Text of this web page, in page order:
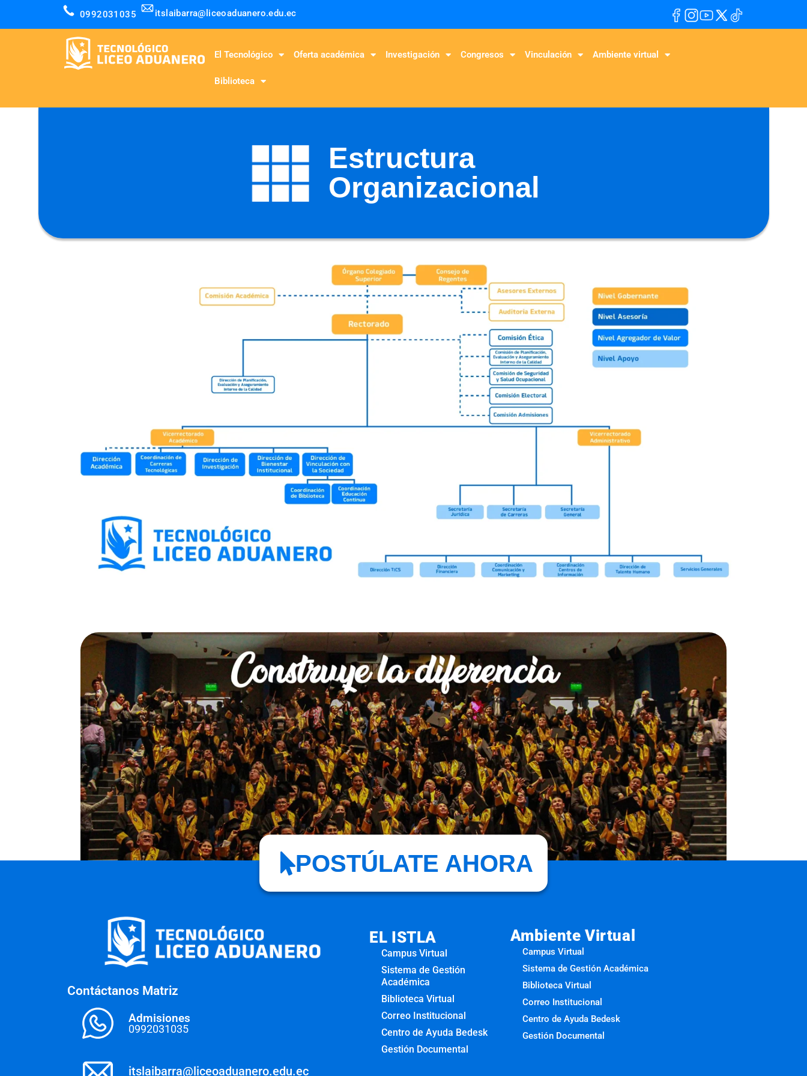
0992031035 itslaibarra@liceoaduanero.edu.ec
El Tecnológico Oferta académica Investigación Congresos Vinculación Ambiente virtual
Biblioteca
Estructura
Organizacional
POSTÚLATE AHORA
Contáctanos Matriz
Admisiones
0992031035
itslaibarra@liceoaduanero.edu.ec
EL ISTLA
Campus Virtual
Sistema de Gestión
Académica
Biblioteca Virtual
Correo Institucional
Centro de Ayuda Bedesk
Gestión Documental
Ambiente Virtual
Campus Virtual
Sistema de Gestión Académica
Biblioteca Virtual
Correo Institucional
Centro de Ayuda Bedesk
Gestión Documental